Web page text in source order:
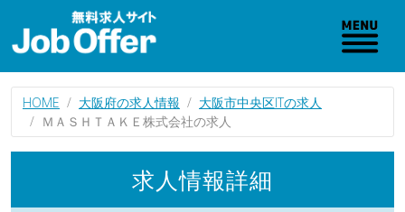
HOME 大阪府の求人情報
大阪市中央区ITの求人
ＭＡＳＨＴＡＫＥ株式会社の求人
求人情報詳細